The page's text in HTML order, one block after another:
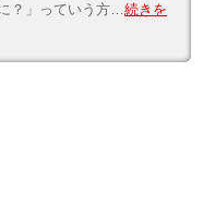
？」っていう方…続きを